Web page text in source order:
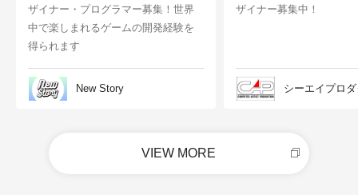
ザイナー・プログラマー募集！世界
中で楽しまれるゲームの開発経験を
得られます
New Story
ザイナー募集中！
シーエイプロ
VIEW MORE